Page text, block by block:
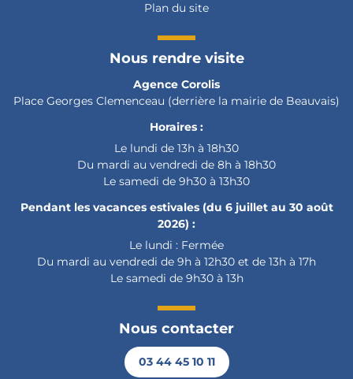
Plan du site
Nous rendre visite
Agence Corolis
Place Georges Clemenceau (derrière la mairie de Beauvais)
Horaires :
Le lundi de 13h à 18h30
Du mardi au vendredi de 8h à 18h30
Le samedi de 9h30 à 13h30
Pendant les vacances estivales (du 6 juillet au 30 août
2026) :
Le lundi : Fermée
Du mardi au vendredi de 9h à 12h30 et de 13h à 17h
Le samedi de 9h30 à 13h
Nous contacter
03 44 45 10 11